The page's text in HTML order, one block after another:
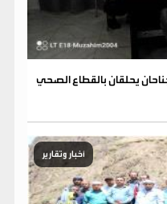
يحلقان بالقطاع الصحي
أخبار وتقارير